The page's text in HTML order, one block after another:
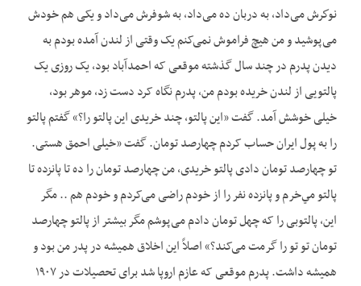
نوكرش می‌‌‌داد، به دربان ده می‌‌‌داد، به شوفرش می‌‌‌داد و یکی هم خودش
می‌‌‌پوشید و من هیچ فراموش نمی‌کنم یک وقتی از لندن آمده بودم به
دیدن پدرم در چند سال گذشته موقعی که احمدآباد بود، یک روزی یک
پالتویی از لندن خریده بودم من، پدرم نگاه کرد دست زد، موهر بود،
خیلی خوشش آمد. گفت «این پالتو، چند خریدی این پالتو را؟» گفتم پالتو
را به پول ایران حساب کردم چهارصد تومان. گفت «خیلی احمق هستی.
تو چهارصد تومان دادی پالتو خریدی، من چهارصد تومان را ده تا پانزده تا
پالتو مي‌خرم و پانزده نفر را از خودم راضی می‌‌‌‌کردم و خودم هم .. مگر
این، پالتوبی را که چهل تومان دادم می‌‌‌پوشم مگر بیشتر از پالتو چهارصد
تومان تو تو را گرمت می‌‌‌‌کند؟» اصلاً این اخلاق همیشه در پدر من بود و
همیشه داشت. پدرم موقعی که عازم اروپا شد برای تحصیلات در ۱۹۰۷